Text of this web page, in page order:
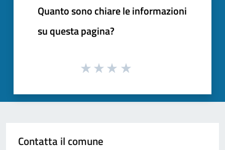
Quanto sono chiare le informazioni
su questa pagina?
Contatta il comune